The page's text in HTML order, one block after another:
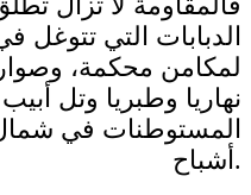
الدبابات التي تتوغل
لمكامن محكمة،
نهاريا وطبريا وتل
المستوطنات في
أشباح.